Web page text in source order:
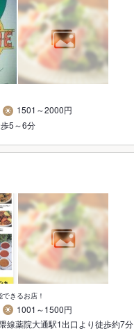
1501～2000円
5～6分
きるお店！
1001～1500円
線薬院大通駅1出口より徒歩約7分